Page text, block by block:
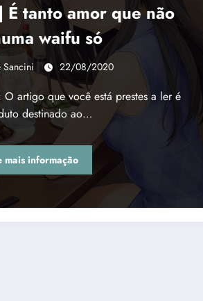
É tanto amor que não
waifu só
Sancini 22/08/2020
O artigo que você está prestes a ler é
destinado ao…
mais informação